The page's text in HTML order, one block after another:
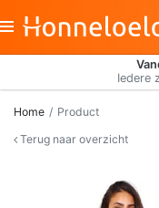
Iedere
Home
Product
Terug naar overzicht